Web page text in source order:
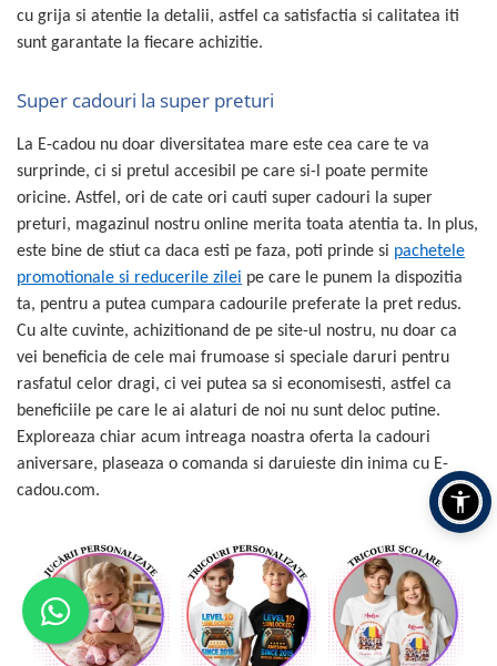
cu grija si atentie la detalii, astfel ca satisfactia si calitatea iti
sunt garantate la fiecare achizitie.
Super cadouri la super preturi
La E-cadou nu doar diversitatea mare este cea care te va
surprinde, ci si pretul accesibil pe care si-l poate permite
oricine. Astfel, ori de cate ori cauti super cadouri la super
preturi, magazinul nostru online merita toata atentia ta. In plus,
este bine de stiut ca daca esti pe faza, poti prinde si pachetele
promotionale si reducerile zilei pe care le punem la dispozitia
ta, pentru a putea cumpara cadourile preferate la pret redus.
Cu alte cuvinte, achizitionand de pe site-ul nostru, nu doar ca
vei beneficia de cele mai frumoase si speciale daruri pentru
rasfatul celor dragi, ci vei putea sa si economisesti, astfel ca
beneficiile pe care le ai alaturi de noi nu sunt deloc putine.
Exploreaza chiar acum intreaga noastra oferta la cadouri
aniversare, plaseaza o comanda si daruieste din inima cu E-
cadou.com.